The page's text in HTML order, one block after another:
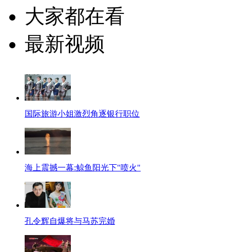
大家都在看
最新视频
国际旅游小姐激烈角逐银行职位
海上震撼一幕:鲸鱼阳光下"喷火"
孔令辉自爆将与马苏完婚